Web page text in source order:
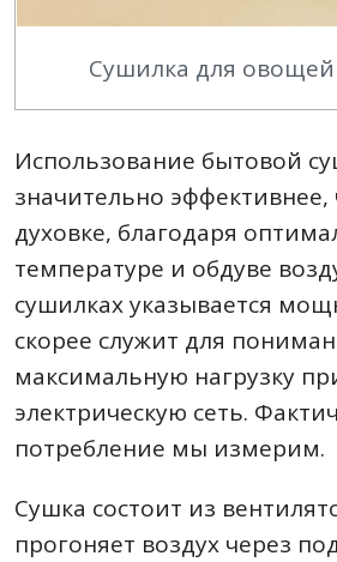
Сушилка для
Использование бытовой
значительно
духовке, благодаря
температуре и обдуве
сушилках указывается
скорее служит для
максимальную нагрузку
электрическую сеть.
потребление мы измерим.
Сушка состоит из
прогоняет воздух через